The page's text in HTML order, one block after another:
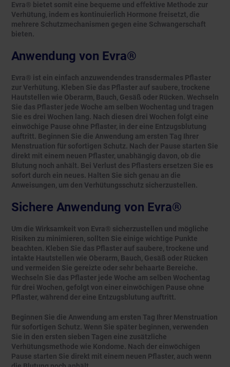
Evra® bietet somit eine bequeme und effektive Methode zur
Verhütung, indem es kontinuierlich Hormone freisetzt, die
mehrere Schutzmechanismen gegen eine Schwangerschaft
bieten.
Anwendung von Evra®
Evra® ist ein einfach anzuwendendes transdermales Pflaster
zur Verhütung. Kleben Sie das Pflaster auf saubere, trockene
Hautstellen wie Oberarm, Bauch, Gesäß oder Rücken. Wechseln
Sie das Pflaster jede Woche am selben Wochentag und tragen
Sie es drei Wochen lang. Nach diesen drei Wochen folgt eine
einwöchige Pause ohne Pflaster, in der eine Entzugsblutung
auftritt. Beginnen Sie die Anwendung am ersten Tag Ihrer
Menstruation für sofortigen Schutz. Nach der Pause starten Sie
direkt mit einem neuen Pflaster, unabhängig davon, ob die
Blutung noch anhält. Bei Verlust des Pflasters ersetzen Sie es
sofort durch ein neues. Halten Sie sich genau an die
Anweisungen, um den Verhütungsschutz sicherzustellen.
Sichere Anwendung von Evra®
Um die Wirksamkeit von Evra® sicherzustellen und mögliche
Risiken zu minimieren, sollten Sie einige wichtige Punkte
beachten. Kleben Sie das Pflaster auf saubere, trockene und
intakte Hautstellen wie Oberarm, Bauch, Gesäß oder Rücken
und vermeiden Sie gereizte oder sehr behaarte Bereiche.
Wechseln Sie das Pflaster jede Woche am selben Wochentag
für drei Wochen, gefolgt von einer einwöchigen Pause ohne
Pflaster, während der eine Entzugsblutung auftritt.
Beginnen Sie die Anwendung am ersten Tag Ihrer Menstruation
für sofortigen Schutz. Wenn Sie später beginnen, verwenden
Sie in den ersten sieben Tagen eine zusätzliche
Verhütungsmethode wie Kondome. Nach der einwöchigen
Pause starten Sie direkt mit einem neuen Pflaster, auch wenn